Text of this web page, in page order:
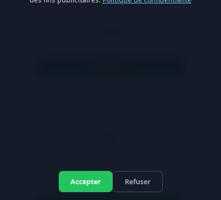
14.90€
Accepter Refuser